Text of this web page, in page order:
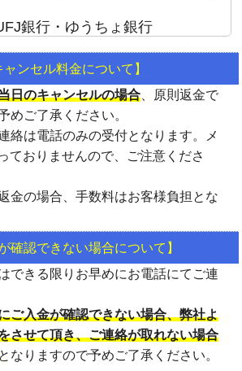
銀行・ゆうちょ銀行
ャンセル料金について】
日のキャンセルの場合
原則返金で
めご了承ください。
絡は電話のみの受付となります。メ
ておりませんので、ご注意くださ
金の場合、手数料はお客様負担とな
確認できない場合について】
できる限りお早めにお電話にてご連
ご入金が確認できない場合、弊社よ
させて頂き、ご連絡が取れない場合
なりますので予めご了承ください。